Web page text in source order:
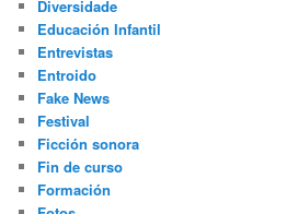
Diversidade
Educación Infantil
Entrevistas
Entroido
Fake News
Festival
Ficción sonora
Fin de curso
Formación